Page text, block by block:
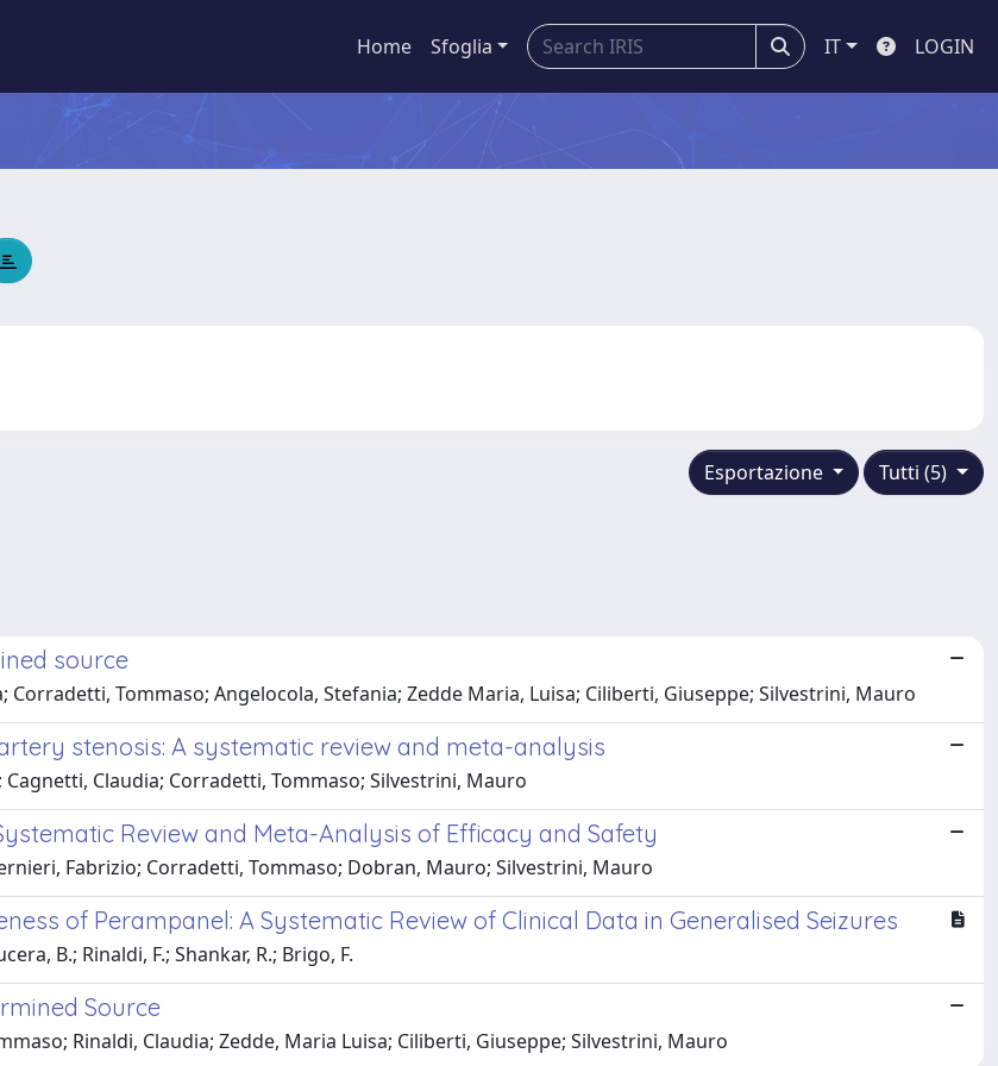
Home Sfoglia IT LOGIN
Tutti (5)
Esportazione
source
Corradetti, Tommaso; Angelocola, Stefania; Zedde Maria, Luisa; Ciliberti, Giuseppe; Silvestrini, Mauro
stenosis: A systematic review and meta-analysis
Claudia; Corradetti, Tommaso; Silvestrini, Mauro
Review and Meta-Analysis of Efficacy and Safety
Fabrizio; Corradetti, Tommaso; Dobran, Mauro; Silvestrini, Mauro
of Perampanel: A Systematic Review of Clinical Data in Generalised Seizures
B.; Rinaldi, F.; Shankar, R.; Brigo, F.
Source
Rinaldi, Claudia; Zedde, Maria Luisa; Ciliberti, Giuseppe; Silvestrini, Mauro